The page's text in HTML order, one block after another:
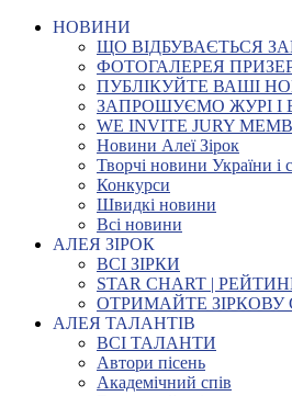
НОВИНИ
ЩО ВІДБУВАЄТЬСЯ
ФОТОГАЛЕРЕЯ
ПУБЛІКУЙТЕ ВАШІ
ЗАПРОШУЄМО ЖУРІ І
WE INVITE JURY
Новини Алеї Зірок
Творчі новини України і
Конкурси
Швидкі новини
Всі новини
АЛЕЯ ЗІРОК
ВСІ ЗІРКИ
STAR CHART |
ОТРИМАЙТЕ ЗІРКОВУ
АЛЕЯ ТАЛАНТІВ
ВСІ ТАЛАНТИ
Автори пісень
Академічний спів